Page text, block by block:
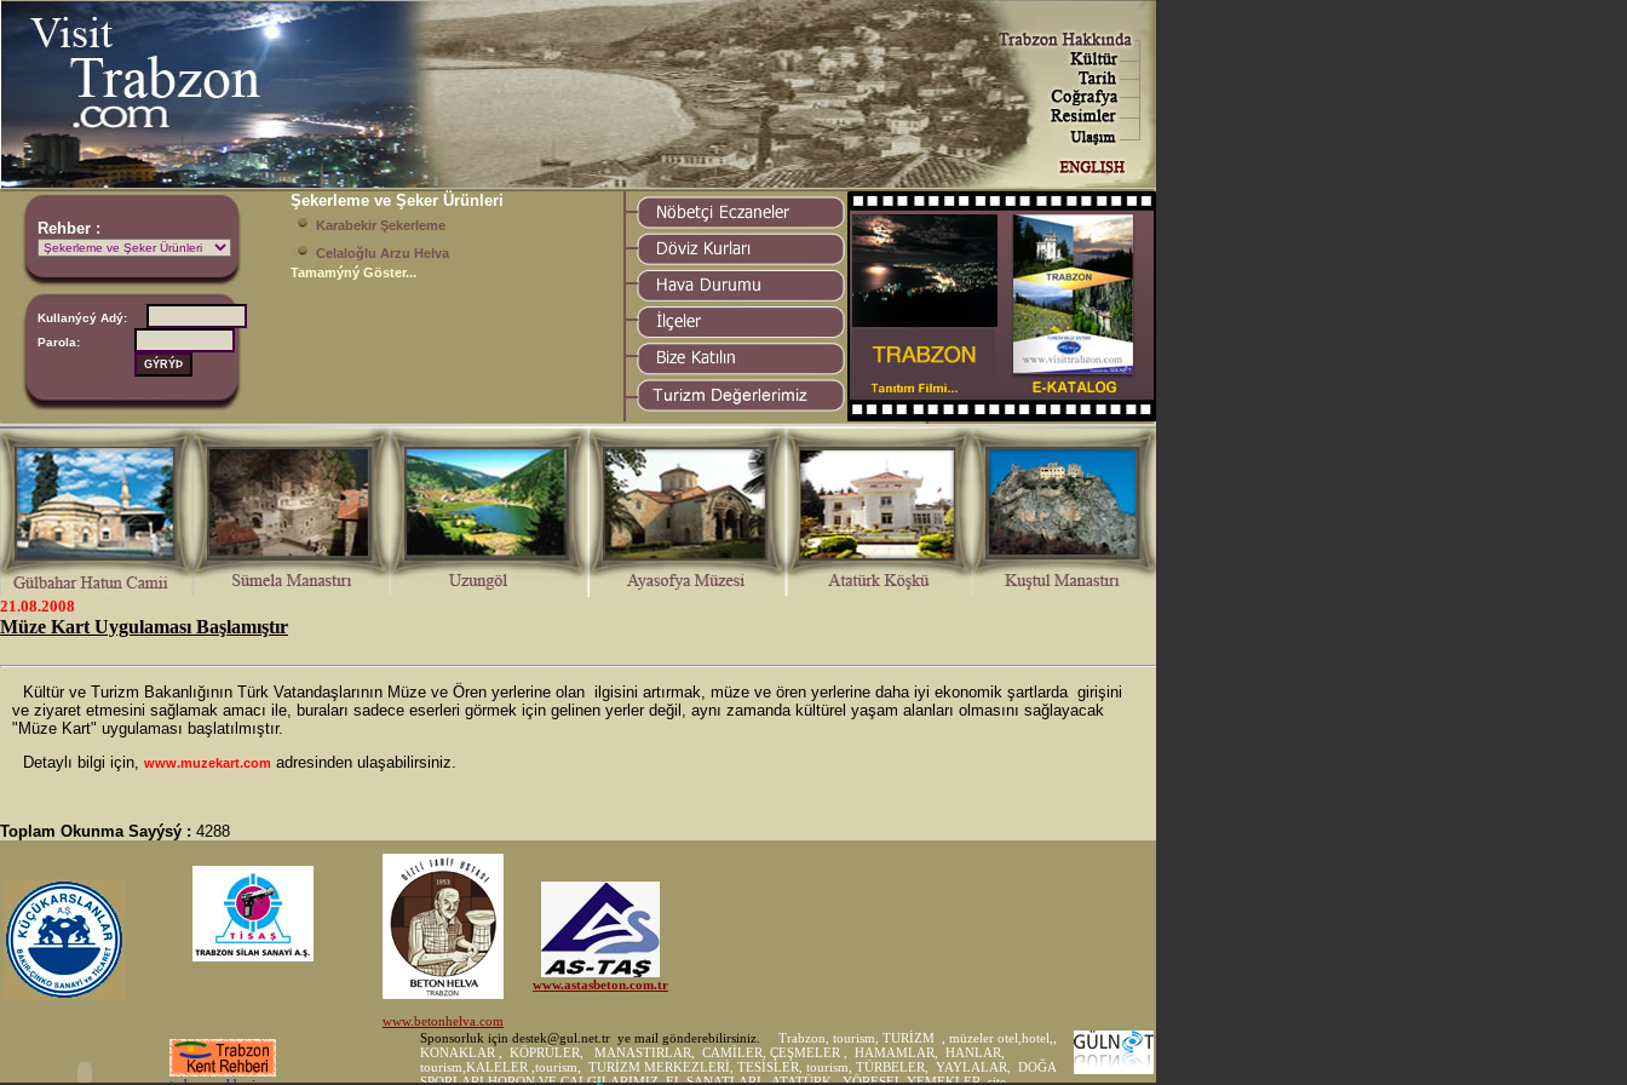
Rehber :
Şekerleme ve Şeker Ürünleri
Karabekir Şekerleme
Celaloğlu Arzu Helva
Tamamýný Göster...
Kullanýcý Adý:
Parola:
21.08.2008
Müze Kart Uygulaması Başlamıştır
Kültür ve Turizm Bakanlığının Türk Vatandaşlarının Müze ve Ören yerlerine olan ilgisini artırmak, müze ve ören yerlerine daha iyi ekonomik şartlarda girişini
ve ziyaret etmesini sağlamak amacı ile, buraları sadece eserleri görmek için gelinen yerler değil, aynı zamanda kültürel yaşam alanları olmasını sağlayacak
"Müze Kart" uygulaması başlatılmıştır.
Detaylı bilgi için,www.muzekart.com adresinden ulaşabilirsiniz.
Toplam Okunma Sayýsý : 4288